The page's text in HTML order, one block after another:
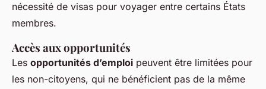
nécessité de visas pour voyager entre certains États
membres.
Accès aux opportunités
Les opportunités d’emploi peuvent être limitées pour
les non-citoyens, qui ne bénéficient pas de la même